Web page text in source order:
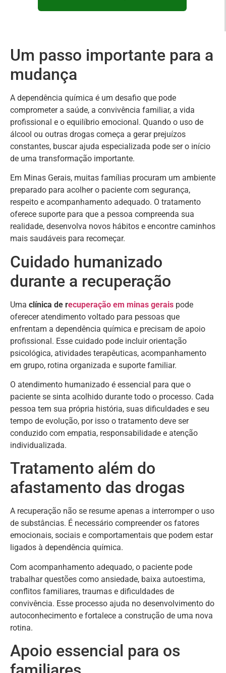
Um passo importante para a
mudança
A dependência química é um desafio que pode
comprometer a saúde, a convivência familiar, a vida
profissional e o equilíbrio emocional. Quando o uso de
álcool ou outras drogas começa a gerar prejuízos
constantes, buscar ajuda especializada pode ser o início
de uma transformação importante.
Em Minas Gerais, muitas famílias procuram um ambiente
preparado para acolher o paciente com segurança,
respeito e acompanhamento adequado. O tratamento
oferece suporte para que a pessoa compreenda sua
realidade, desenvolva novos hábitos e encontre caminhos
mais saudáveis para recomeçar.
Cuidado humanizado
durante a recuperação
Uma clínica de recuperação em minas gerais pode
oferecer atendimento voltado para pessoas que
enfrentam a dependência química e precisam de apoio
profissional. Esse cuidado pode incluir orientação
psicológica, atividades terapêuticas, acompanhamento
em grupo, rotina organizada e suporte familiar.
O atendimento humanizado é essencial para que o
paciente se sinta acolhido durante todo o processo. Cada
pessoa tem sua própria história, suas dificuldades e seu
tempo de evolução, por isso o tratamento deve ser
conduzido com empatia, responsabilidade e atenção
individualizada.
Tratamento além do
afastamento das drogas
A recuperação não se resume apenas a interromper o uso
de substâncias. É necessário compreender os fatores
emocionais, sociais e comportamentais que podem estar
ligados à dependência química.
Com acompanhamento adequado, o paciente pode
trabalhar questões como ansiedade, baixa autoestima,
conflitos familiares, traumas e dificuldades de
convivência. Esse processo ajuda no desenvolvimento do
autoconhecimento e fortalece a construção de uma nova
rotina.
Apoio essencial para os